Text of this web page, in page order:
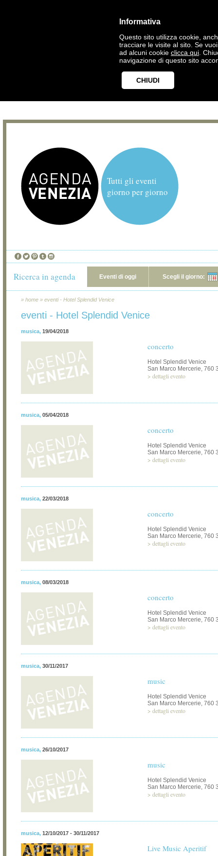
Informativa
Questo sito utilizza cookie,
tracciare le visite al sito. Se
ad alcuni cookie clicca qui .
navigazione di questo sito
CHIUDI
Tutti gli eventi
giorno per giorno
Ricerca in agenda Eventi di oggi Scegli il giorno:
» home » eventi - Hotel Splendid Venice
eventi - Hotel Splendid Venice
musica, 19/04/2018
concerto
Hotel Splendid Venice
San Marco Mercerie, 760
> dettagli evento
musica, 05/04/2018
concerto
Hotel Splendid Venice
San Marco Mercerie, 760
> dettagli evento
musica, 22/03/2018
concerto
Hotel Splendid Venice
San Marco Mercerie, 760
> dettagli evento
musica, 08/03/2018
concerto
Hotel Splendid Venice
San Marco Mercerie, 760
> dettagli evento
musica, 30/11/2017
music
Hotel Splendid Venice
San Marco Mercerie, 760
> dettagli evento
musica, 26/10/2017
music
Hotel Splendid Venice
San Marco Mercerie, 760
> dettagli evento
musica, 12/10/2017 - 30/11/2017
Live Music Aperitif